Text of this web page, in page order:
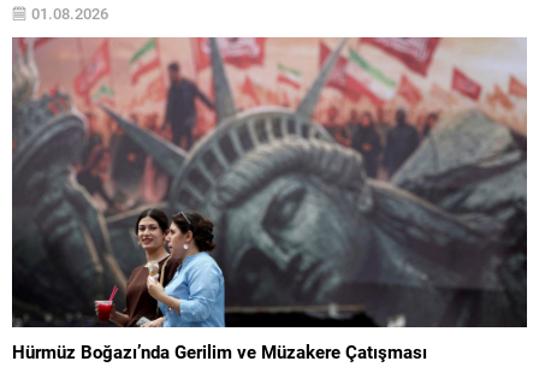
kaynaklarına dayandırdığı haber, olası operasyonların bu hafta sonu
itibarıyla...
01.08.2026
Hürmüz Boğazı’nda Gerilim ve Müzakere Çatışması